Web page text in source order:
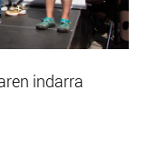
indarra